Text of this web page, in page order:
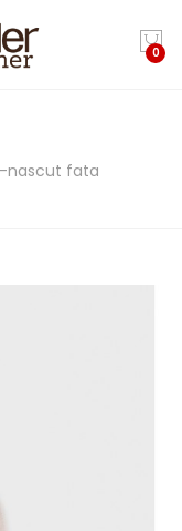
0
nascut fata